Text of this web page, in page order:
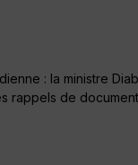
: la ministre
rappels de